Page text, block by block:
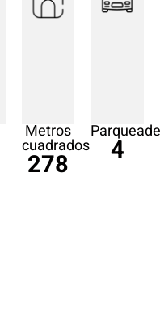
Metros
cuadrados
278 4